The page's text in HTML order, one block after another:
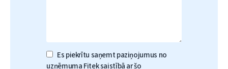
Es piekrītu saņemt paziņojumus no
uzņēmuma Fitek saistībā ar šo